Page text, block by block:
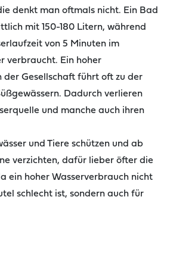
denkt man oftmals nicht. Ein Bad
mit 150-180 Litern, während
zeit von 5 Minuten im
verbraucht. Ein hoher
der Gesellschaft führt oft zu der
gewässern. Dadurch verlieren
und manche auch ihren
und Tiere schützen und ab
verzichten, dafür lieber öfter die
ein hoher Wasserverbrauch nicht
schlecht ist, sondern auch für